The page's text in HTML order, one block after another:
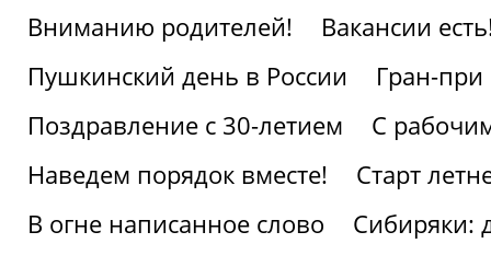
Вниманию родителей!
Вакансии
Пушкинский день в России
Гран-
Поздравление с 30-летием
С
Наведем порядок вместе!
Старт
В огне написанное слово
Сибиряки: